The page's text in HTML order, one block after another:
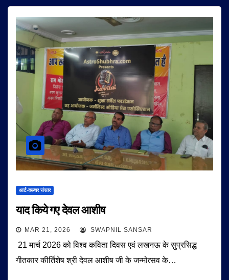
आर्ट-कल्चर संसार
याद किये गए देवल आशीष
MAR 21, 2026 SWAPNIL SANSAR
21 मार्च 2026 को विश्व कविता दिवस एवं लखनऊ के सुप्रसिद्ध
गीतकार कीर्तिशेष श्री देवल आशीष जी के जन्मोत्सव के…